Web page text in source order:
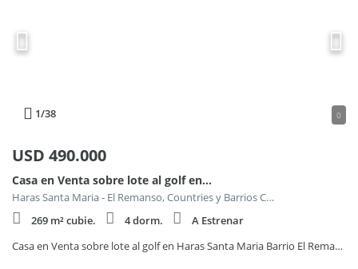
1/38 0
USD 490.000
Casa en Venta sobre lote al golf en Haras Santa Maria Barrio El Remanso 1
Haras Santa Maria - El Remanso, Countries y Barrios Cerrados en Escobar
269 m² cubie.
4 dorm.
A Estrenar
Casa en Venta sobre lote al golf en Haras Santa Maria Barrio El Remanso